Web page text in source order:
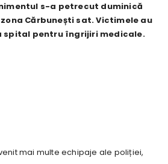
s-a petrecut duminică
zona Cărbunești sat. Victimele au
pentru îngrijiri medicale.
mai multe echipaje ale poliției,